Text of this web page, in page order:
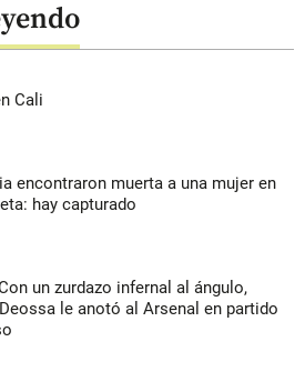
Cali
encontraron muerta a una mujer en
hay capturado
un zurdazo infernal al ángulo,
le anotó al Arsenal en partido